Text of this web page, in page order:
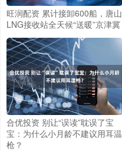
旺润配资 累计接卸600船，唐山
LNG接收站全天候“送暖”京津冀
合优投资 别让“误读”耽误了宝
宝：为什么小月龄不建议用耳温
枪？